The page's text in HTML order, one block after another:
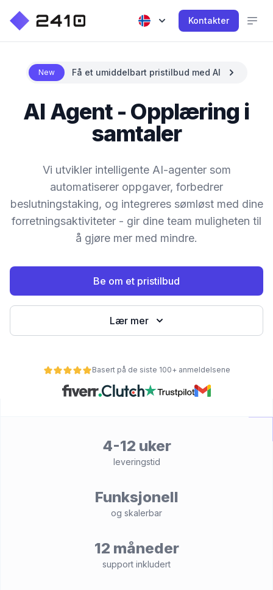
Kontakter
New Få et umiddelbart pristilbud med AI
AI Agent - Opplæring i
samtaler
Vi utvikler intelligente AI-agenter som
automatiserer oppgaver, forbedrer
beslutningstaking, og integreres sømløst med dine
forretningsaktiviteter - gir dine team muligheten til
å gjøre mer med mindre.
Be om et pristilbud
Lær mer
Basert på de siste 100+ anmeldelsene
4-12 uker
leveringstid
Funksjonell
og skalerbar
12 måneder
support inkludert